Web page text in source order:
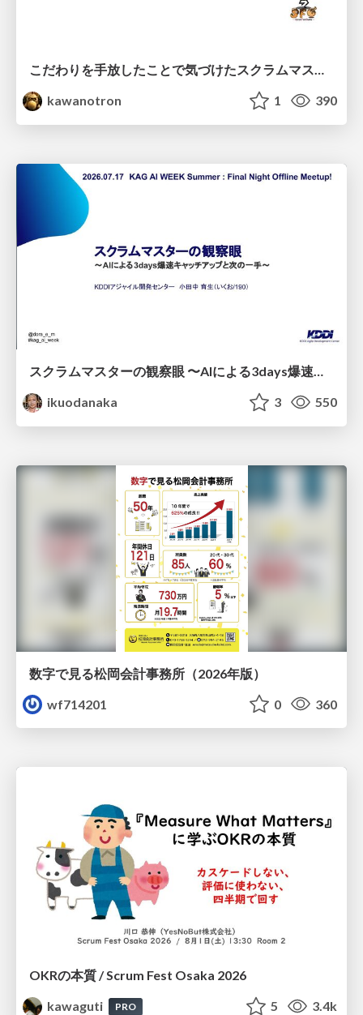
kawanotron
1 390
スクラムマスターの観察眼 〜AIによる3days爆速キャッチアップと次の一手〜/The Scrum Master's Insight: Lightning-Fast 3-Day Catch-Up with AI and the Next Move
ikuodanaka
3 550
数字で見る松岡会計事務所（2026年版）
wf714201
0 360
OKRの本質 / Scrum Fest Osaka 2026
kawaguti
PRO 5 3.4k